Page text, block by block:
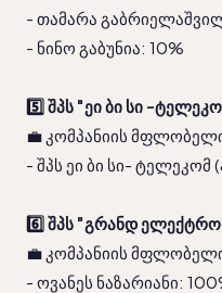
- თამარა
- ნინო გაბუნია: 10%
5️⃣ შპს "ეი ბი სი -
💼 კომპანიის
- შპს ეი ბი სი- ტელეკომ
6️⃣ შპს "გრანდ
💼 კომპანიის
- ოვანეს ნაზარიანი: